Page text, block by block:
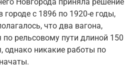
с 1896 по 1920-е годы,
что два вагона,
по рельсовому пути длиной 150
однако никакие работы по